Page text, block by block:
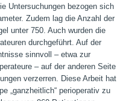
Untersuchungen bezogen sich
Zudem lag die Anzahl der
unter 750. Auch wurden die
durchgeführt. Auf der
sinnvoll – etwa zur
– auf der anderen Seite
verzerren. Diese Arbeit hat
„ganzheitlich“ perioperativ zu